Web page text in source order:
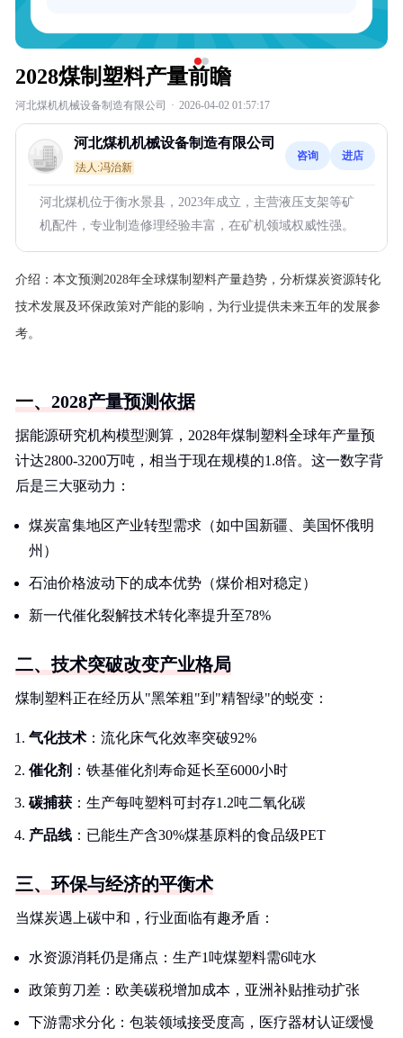
2028煤制塑料产量前瞻
河北煤机机械设备制造有限公司 · 2026-04-02 01:57:17
河北煤机机械设备制造有限公司
法人:冯治新
咨询 进店
河北煤机位于衡水景县，2023年成立，主营液压支架等矿
机配件，专业制造修理经验丰富，在矿机领域权威性强。
介绍： 本文预测2028年全球煤制塑料产量趋势，分析煤炭资源转化
技术发展及环保政策对产能的影响，为行业提供未来五年的发展参
考。
一、2028产量预测依据
据能源研究机构模型测算，2028年煤制塑料全球年产量预
计达2800-3200万吨，相当于现在规模的1.8倍。这一数字背
后是三大驱动力：
煤炭富集地区产业转型需求（如中国新疆、美国怀俄明
州）
石油价格波动下的成本优势（煤价相对稳定）
新一代催化裂解技术转化率提升至78%
二、技术突破改变产业格局
煤制塑料正在经历从"黑笨粗"到"精智绿"的蜕变：
气化技术 ：流化床气化效率突破92%
催化剂 ：铁基催化剂寿命延长至6000小时
碳捕获 ：生产每吨塑料可封存1.2吨二氧化碳
产品线 ：已能生产含30%煤基原料的食品级PET
三、环保与经济的平衡术
当煤炭遇上碳中和，行业面临有趣矛盾：
水资源消耗仍是痛点：生产1吨煤塑料需6吨水
政策剪刀差：欧美碳税增加成本，亚洲补贴推动扩张
下游需求分化：包装领域接受度高，医疗器材认证缓慢